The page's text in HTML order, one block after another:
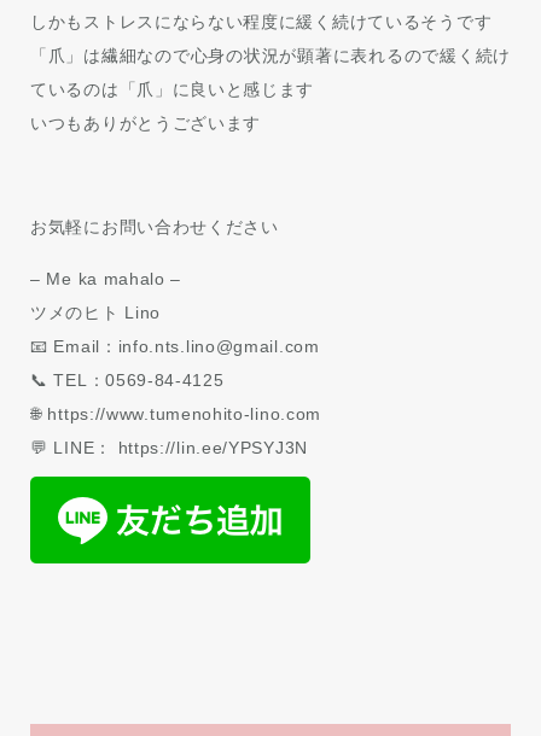
しかもストレスにならない程度に緩く続けているそうです
「爪」は繊細なので心身の状況が顕著に表れるので緩く続け
ているのは「爪」に良いと感じます
いつもありがとうございます
お気軽にお問い合わせください
– Me ka mahalo –
ツメのヒト Lino
📧 Email：info.nts.lino@gmail.com
📞 TEL：0569-84-4125
🌐 https://www.tumenohito-lino.com
💬 LINE： https://lin.ee/YPSYJ3N